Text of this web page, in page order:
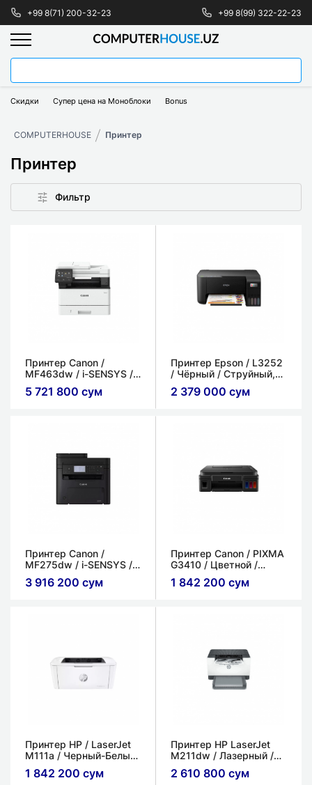
+99 8(71) 200-32-23 +99 8(99) 322-22-23
Скидки Супер цена на Моноблоки Bonus
COMPUTERHOUSE Принтер
Принтер
Фильтр
Принтер Canon /
MF463dw / i-SENSYS /
Черный-Белый /
Лазерный
5 721 800 сум
Принтер Epson / L3252
/ Чёрный​ / Струйный,
цветной​ / (3в1)
2 379 000 сум
Принтер Canon /
MF275dw / i-SENSYS /
Лазерный / 3в1
3 916 200 сум
Принтер Canon / PIXMA
G3410 / Цветной /
Струйный / (3в1)
1 842 200 сум
Принтер HP / LaserJet
M111a / Черный-Белый
/ Лазерный / печать /
A4
1 842 200 сум
Принтер HP LaserJet
M211dw / Лазерный /
печать / A4
2 610 800 сум